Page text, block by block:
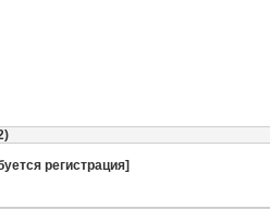
регистрация]